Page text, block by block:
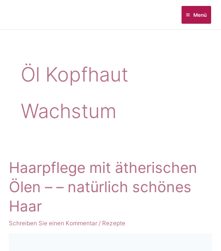
Menü
Öl Kopfhaut
Wachstum
Haarpflege mit ätherischen
Ölen – – natürlich schönes
Haar
Schreiben Sie einen Kommentar / Rezepte